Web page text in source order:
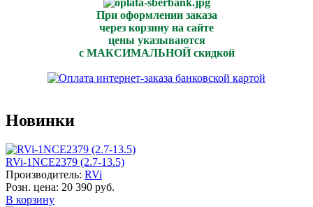
При оформлении заказа
через корзину на сайте
цены указываются
с МАКСИМАЛЬНОЙ скидкой
Новинки
RVi-1NCE2379 (2.7-13.5)
Производитель: RVi
Розн. цена: 20 390 руб.
В корзину